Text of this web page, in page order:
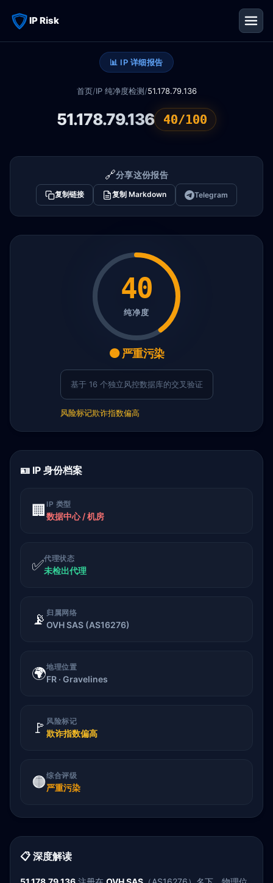
IP Risk
📊 IP 详细报告
首页/IP 纯净度检测/51.178.79.136
51.178.79.136 40/100
🔗分享这份报告
复制链接 复制 Markdown Telegram
40
纯净度
🟠 严重污染
基于 16 个独立风控数据库的交叉验证
风险标记欺诈指数偏高
🪪 IP 身份档案
🏢 IP 类型
数据中心 / 机房
✅代理状态
未检出代理
📡 归属网络
OVH SAS (AS16276)
🌍地理位置
FR · Gravelines
🚩 风险标记
欺诈指数偏高
🟠综合评级
严重污染
📋 深度解读